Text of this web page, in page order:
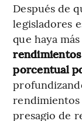
Después de
legisladores
que haya
porcentual
rendimientos
presagio de